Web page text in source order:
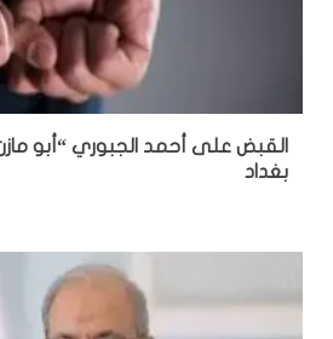
القبض على أحمد الجبوري “أبو
بغداد